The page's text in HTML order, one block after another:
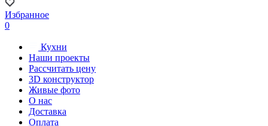
Избранное
0
Кухни
Наши проекты
Рассчитать цену
3D конструктор
Живые фото
О нас
Доставка
Оплата